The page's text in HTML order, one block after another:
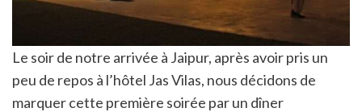
Le soir de notre arrivée à Jaipur, après avoir pris un
peu de repos à l’hôtel Jas Vilas, nous décidons de
marquer cette première soirée par un dîner